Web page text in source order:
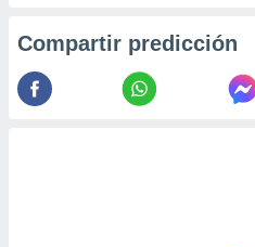
Compartir predicción